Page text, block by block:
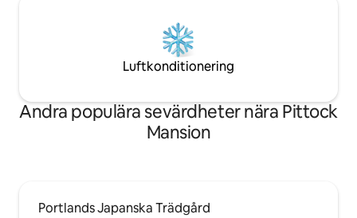
Luftkonditionering
Andra populära sevärdheter nära Pittock
Mansion
Portlands Japanska Trädgård